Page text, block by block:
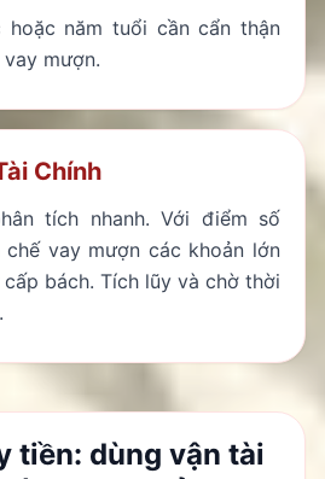
năm tuổi cần cẩn thận
mượn.
Chính
tích nhanh. Với điểm số
chế vay mượn các khoản lớn
bách. Tích lũy và chờ thời
tiền: dùng vận tài